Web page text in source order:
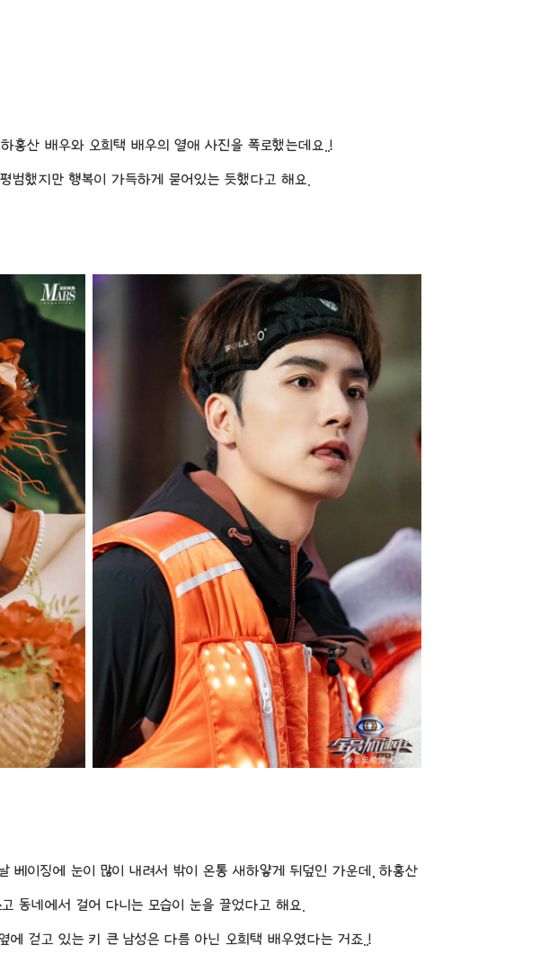
홍산 배우와 오희택 배우의 열애 사진을 폭로했는데요..!
범했지만 행복이 가득하게 묻어있는 듯했다고 해요.
베이징에 눈이 많이 내려서 밖이 온통 새하얗게 뒤덮인 가운데, 하홍산
동네에서 걸어 다니는 모습이 눈을 끌었다고 해요.
에 걷고 있는 키 큰 남성은 다름 아닌 오희택 배우였다는 거죠..!